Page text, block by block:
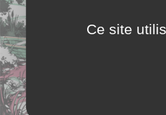
Ce site